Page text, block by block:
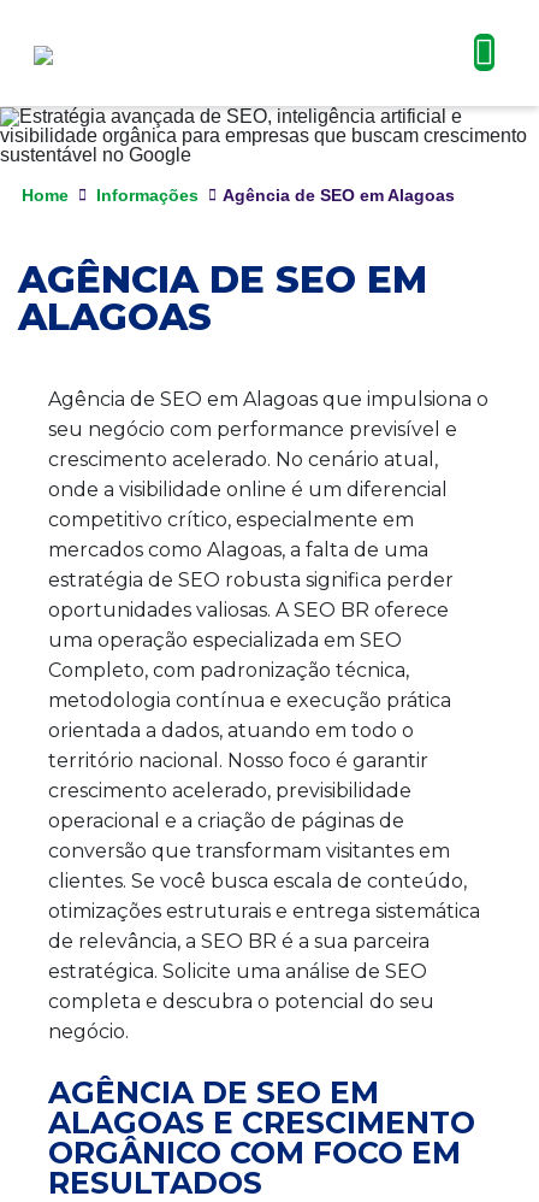
Home Informações Agência de SEO em Alagoas
AGÊNCIA DE SEO EM
ALAGOAS
Agência de SEO em Alagoas que impulsiona o
seu negócio com performance previsível e
crescimento acelerado. No cenário atual,
onde a visibilidade online é um diferencial
competitivo crítico, especialmente em
mercados como Alagoas, a falta de uma
estratégia de SEO robusta significa perder
oportunidades valiosas. A SEO BR oferece
uma operação especializada em SEO
Completo, com padronização técnica,
metodologia contínua e execução prática
orientada a dados, atuando em todo o
território nacional. Nosso foco é garantir
crescimento acelerado, previsibilidade
operacional e a criação de páginas de
conversão que transformam visitantes em
clientes. Se você busca escala de conteúdo,
otimizações estruturais e entrega sistemática
de relevância, a SEO BR é a sua parceira
estratégica. Solicite uma análise de SEO
completa e descubra o potencial do seu
negócio.
AGÊNCIA DE SEO EM
ALAGOAS E CRESCIMENTO
ORGÂNICO COM FOCO EM
RESULTADOS